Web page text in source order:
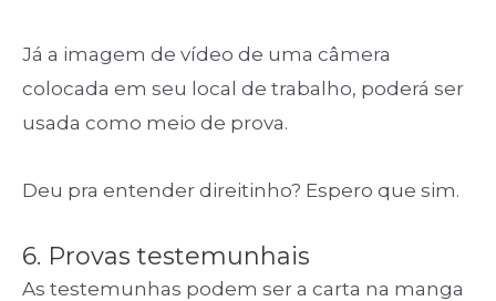
Já a imagem de vídeo de uma câmera
colocada em seu local de trabalho, poderá ser
usada como meio de prova.
Deu pra entender direitinho? Espero que sim.
6. Provas testemunhais
As testemunhas podem ser a carta na manga